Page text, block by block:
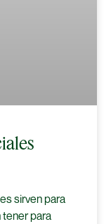
sirven para
para